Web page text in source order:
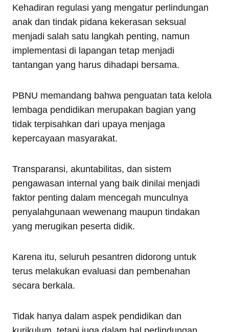
Kehadiran regulasi yang mengatur perlindungan
anak dan tindak pidana kekerasan seksual
menjadi salah satu langkah penting, namun
implementasi di lapangan tetap menjadi
tantangan yang harus dihadapi bersama.
PBNU memandang bahwa penguatan tata kelola
lembaga pendidikan merupakan bagian yang
tidak terpisahkan dari upaya menjaga
kepercayaan masyarakat.
Transparansi, akuntabilitas, dan sistem
pengawasan internal yang baik dinilai menjadi
faktor penting dalam mencegah munculnya
penyalahgunaan wewenang maupun tindakan
yang merugikan peserta didik.
Karena itu, seluruh pesantren didorong untuk
terus melakukan evaluasi dan pembenahan
secara berkala.
Tidak hanya dalam aspek pendidikan dan